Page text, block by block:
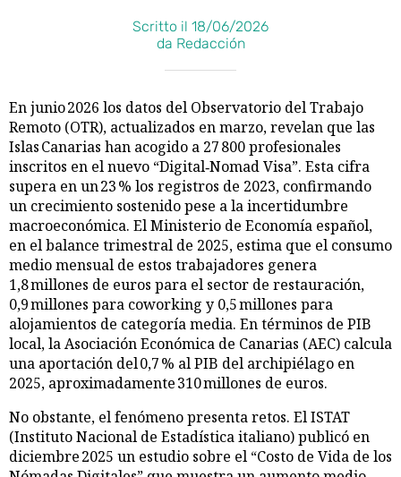
Scritto il 18/06/2026
da Redacción
En junio 2026 los datos del Observatorio del Trabajo
Remoto (OTR), actualizados en marzo, revelan que las
Islas Canarias han acogido a 27 800 profesionales
inscritos en el nuevo “Digital‑Nomad Visa”. Esta cifra
supera en un 23 % los registros de 2023, confirmando
un crecimiento sostenido pese a la incertidumbre
macroeconómica. El Ministerio de Economía español,
en el balance trimestral de 2025, estima que el consumo
medio mensual de estos trabajadores genera
1,8 millones de euros para el sector de restauración,
0,9 millones para coworking y 0,5 millones para
alojamientos de categoría media. En términos de PIB
local, la Asociación Económica de Canarias (AEC) calcula
una aportación del 0,7 % al PIB del archipiélago en
2025, aproximadamente 310 millones de euros.
No obstante, el fenómeno presenta retos. El ISTAT
(Instituto Nacional de Estadística italiano) publicó en
diciembre 2025 un estudio sobre el “Costo de Vida de los